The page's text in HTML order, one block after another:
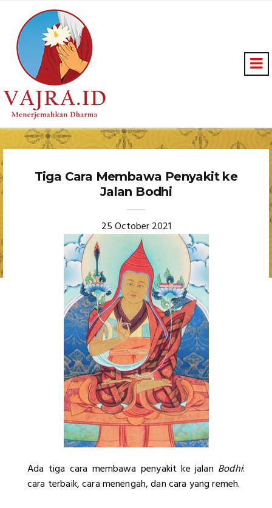
Tiga Cara Membawa Penyakit ke
Jalan Bodhi
25 October 2021
Ada tiga cara membawa penyakit ke jalan Bodhi:
cara terbaik, cara menengah, dan cara yang remeh.